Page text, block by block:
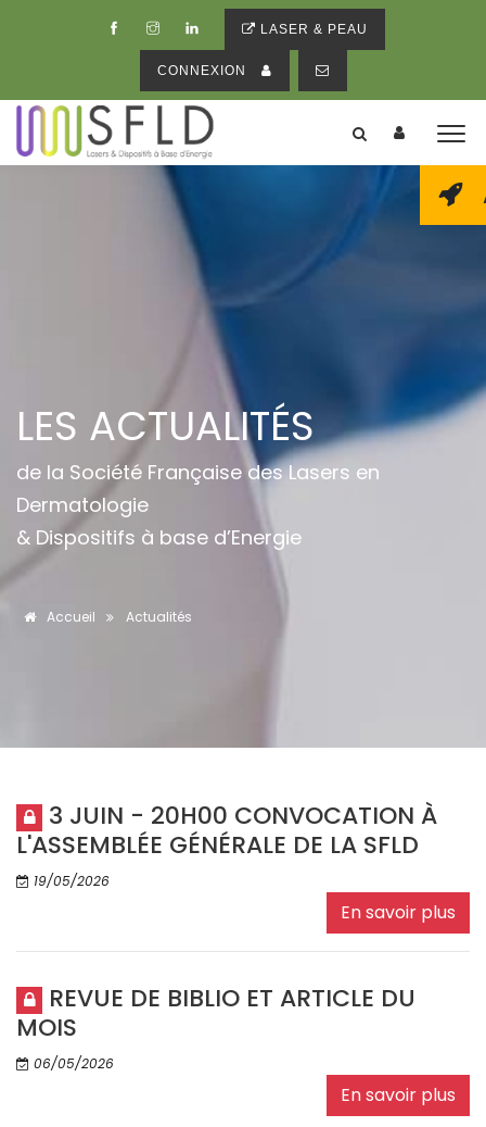
LASER & PEAU
CONNEXION
LES ACTUALITÉS
de la Société Française des Lasers en
Dermatologie
& Dispositifs à base d’Energie
Accueil Actualités
3 JUIN - 20H00 CONVOCATION À
L'ASSEMBLÉE GÉNÉRALE DE LA SFLD
19/05/2026
En savoir plus
REVUE DE BIBLIO ET ARTICLE DU
MOIS
06/05/2026
En savoir plus